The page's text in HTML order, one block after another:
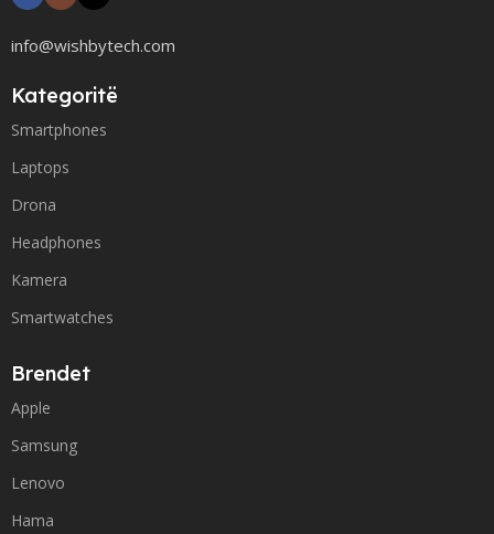
info@wishbytech.com
Kategoritë
Smartphones
Laptops
Drona
Headphones
Kamera
Smartwatches
Brendet
Apple
Samsung
Lenovo
Hama